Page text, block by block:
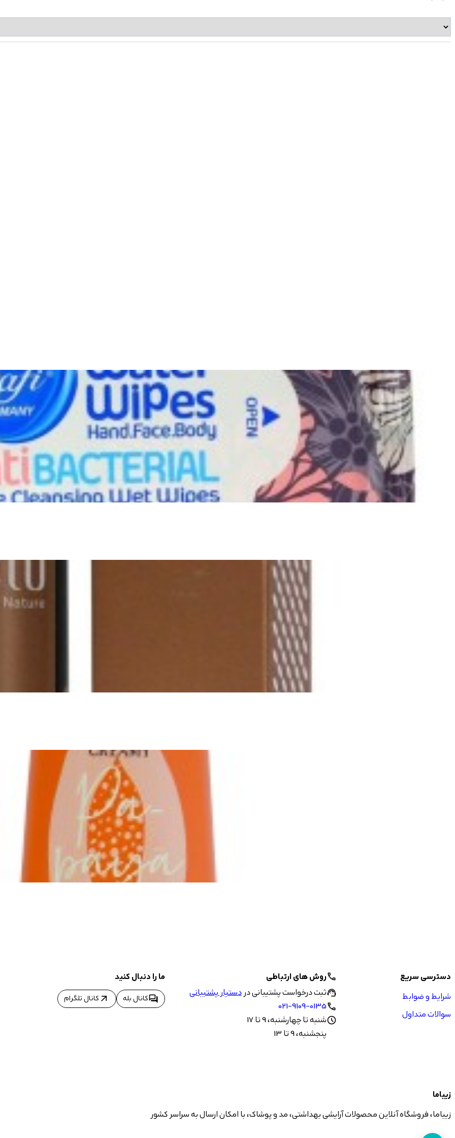
دسترسی سریع
شرایط و ضوابط
سوالات متداول
callروش های ارتباطی
support_agentثبت درخواست پشتیبانی دردستیار پشتیبانی
call
021-9109-0135
scheduleشنبه تا چهارشنبه، 9 تا 17
پنجشنبه، 9 تا 13
ما را دنبال کنید
forumکانال بله arrow_outward کانال تلگرام
زیباما
زیباما، فروشگاه آنلاین محصولات آرایشی بهداشتی، مد و پوشاک، با امکان ارسال به سراسر کشور